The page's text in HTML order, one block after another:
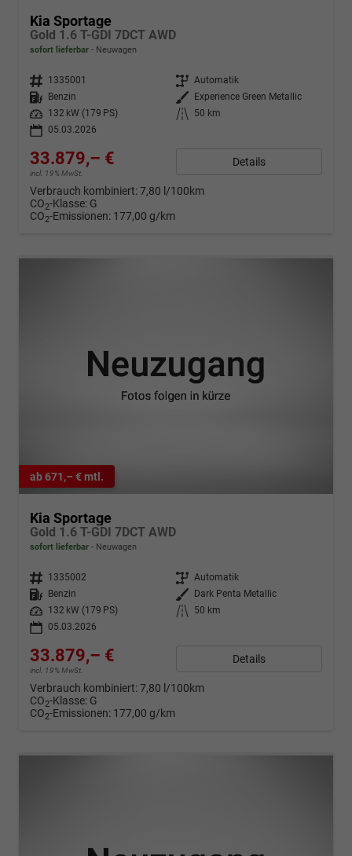
Kia Sportage
Gold 1.6 T-GDI 7DCT AWD
sofort lieferbar Neuwagen
Fahrzeugnr. 1335001 Getriebe Automatik
Kraftstoff
Benzin Außenfarbe
Experience Green Metallic
Leistung
132 kW (179 PS) Kilometerstand
50 km
05.03.2026
33.879,– €
incl. 19% MwSt.
Details
Verbrauch kombiniert:7,80 l/100km
CO2-Klasse: G
CO2-Emissionen: 177,00 g/km
ab 671,– € mtl.
Kia Sportage
Gold 1.6 T-GDI 7DCT AWD
sofort lieferbar Neuwagen
Fahrzeugnr. 1335002 Getriebe Automatik
Kraftstoff
Benzin Außenfarbe
Dark Penta Metallic
Leistung
132 kW (179 PS) Kilometerstand
50 km
05.03.2026
33.879,– €
incl. 19% MwSt.
Details
Verbrauch kombiniert:7,80 l/100km
CO2-Klasse: G
CO2-Emissionen: 177,00 g/km